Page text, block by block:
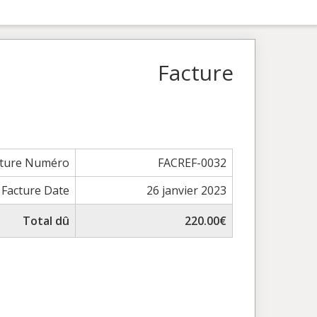
Facture
Numéro
FACREF-0032
Facture Date
26 janvier 2023
Total dû
220.00€